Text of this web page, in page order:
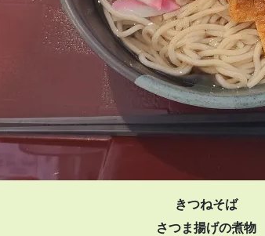
きつねそば
さつま揚げの煮物